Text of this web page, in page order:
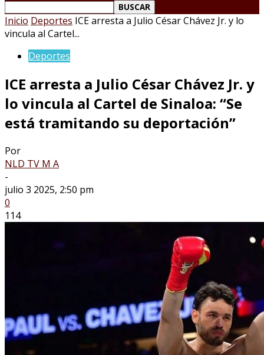
Inicio Deportes ICE arresta a Julio César Chávez Jr. y lo
vincula al Cartel...
Deportes
ICE arresta a Julio César Chávez Jr. y
lo vincula al Cartel de Sinaloa: “Se
está tramitando su deportación”
Por
NLD TV M A
-
julio 3 2025, 2:50 pm
0
114